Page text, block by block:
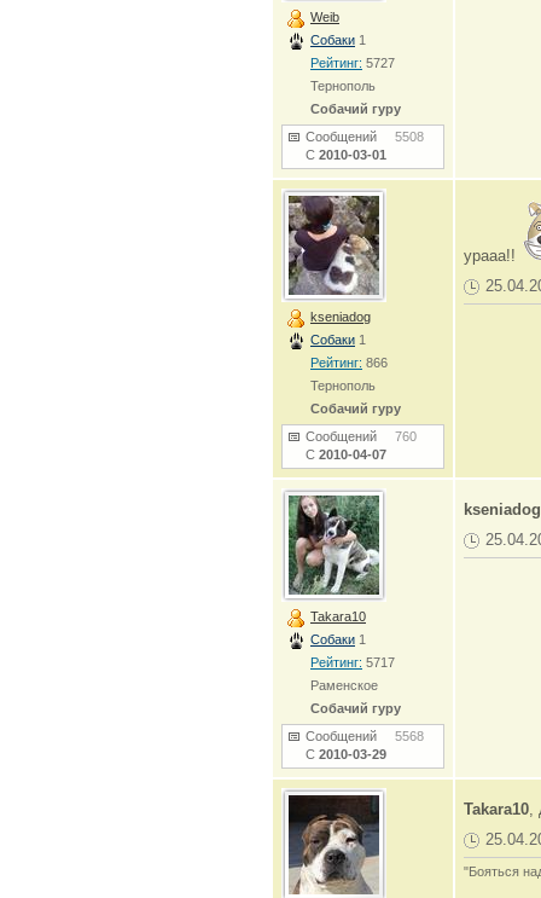
Weib
Собаки 1
Рейтинг: 5727
Тернополь
Собачий гуру
Сообщений 5508
С 2010-03-01
kseniadog
Собаки 1
Рейтинг: 866
Тернополь
Собачий гуру
Сообщений 760
С 2010-04-07
урааа!!
Takara10
Собаки 1
Рейтинг: 5717
Раменское
Собачий гуру
Сообщений 5568
С 2010-03-29
kseniadog
Takara10,
"Бояться